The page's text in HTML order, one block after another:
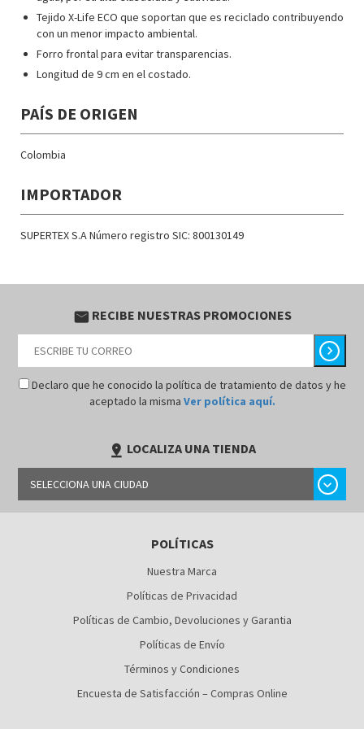
Tejido X-Life ECO que soportan que es reciclado contribuyendo
con un menor impacto ambiental.
Forro frontal para evitar transparencias.
Longitud de 9 cm en el costado.
PAÍS DE ORIGEN
Colombia
IMPORTADOR
SUPERTEX S.A Número registro SIC: 800130149
email RECIBE NUESTRAS PROMOCIONES
chevron_right
Declaro que he conocido la política de tratamiento de datos y he
aceptado la misma Ver política aquí.
pin_drop LOCALIZA UNA TIENDA
SELECCIONA UNA CIUDAD chevron_right
BARRANQUILLA
POLÍTICAS
Nuestra Marca
Políticas de Privacidad
Políticas de Cambio, Devoluciones y Garantia
Políticas de Envío
Términos y Condiciones
Encuesta de Satisfacción – Compras Online